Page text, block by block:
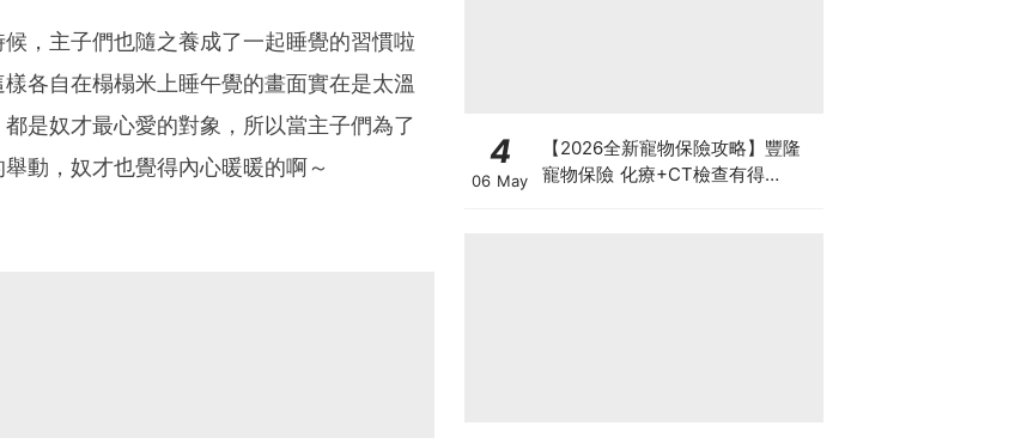
，主子們也隨之養成了一起睡覺的習慣啦
各自在榻榻米上睡午覺的畫面實在是太溫
是奴才最心愛的對象，所以當主子們為了
動，奴才也覺得內心暖暖的啊～
4
06 May
【2026全新寵物保險攻略】豐隆
寵物保險 化療+CT檢查有得